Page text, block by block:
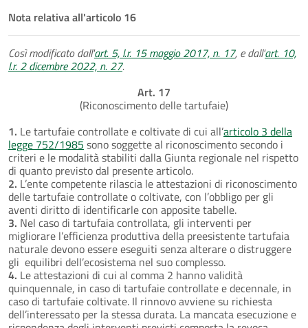
Nota relativa all'articolo 16
Così modificato dall'art. 5, l.r. 15 maggio 2017, n. 17, e dall'art. 10,
l.r. 2 dicembre 2022, n. 27.
Art. 17
(Riconoscimento delle tartufaie)
1. Le tartufaie controllate e coltivate di cui all’articolo 3 della
legge 752/1985 sono soggette al riconoscimento secondo i
criteri e le modalità stabiliti dalla Giunta regionale nel rispetto
di quanto previsto dal presente articolo.
2. L’ente competente rilascia le attestazioni di riconoscimento
delle tartufaie controllate o coltivate, con l’obbligo per gli
aventi diritto di identificarle con apposite tabelle.
3. Nel caso di tartufaia controllata, gli interventi per
migliorare l’efficienza produttiva della preesistente tartufaia
naturale devono essere eseguiti senza alterare o distruggere
gli equilibri dell’ecosistema nel suo complesso.
4. Le attestazioni di cui al comma 2 hanno validità
quinquennale, in caso di tartufaie controllate e decennale, in
caso di tartufaie coltivate. Il rinnovo avviene su richiesta
dell’interessato per la stessa durata. La mancata esecuzione e